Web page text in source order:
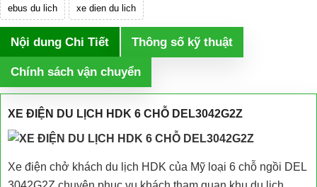
ebus du lich xe dien du lich
Nội dung Chi Tiết Thông số kỹ thuật
Chính sách vận chuyển
XE ĐIỆN DU LỊCH HDK 6 CHỖ DEL3042G2Z
Xe điện chở khách du lịch HDK của Mỹ loại 6 chỗ ngồi DEL